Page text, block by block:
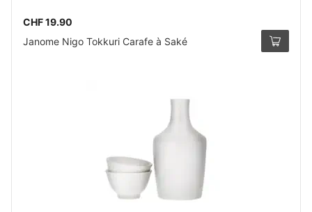
CHF 19.90
Janome Nigo Tokkuri Carafe à Saké